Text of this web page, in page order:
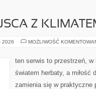
Z
2026 MOŻLIWOŚĆ
ten serwis to przestrzeń,
światem herbaty, a miłość
zamienia się w praktyczne